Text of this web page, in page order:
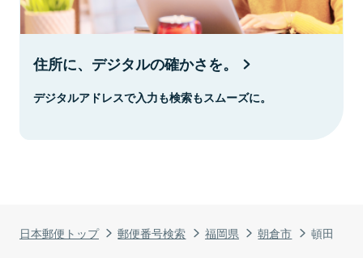
日本郵便トップ 郵便番号検索 福岡県 朝倉市 頓田
住所に、デジタルの確かさを。
デジタルアドレスで入力も検索もスムーズに。